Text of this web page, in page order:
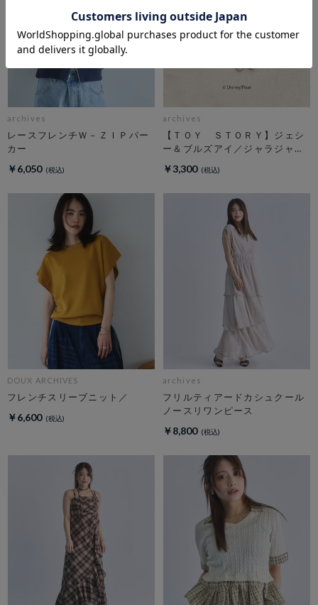
archives
レースフレンチＷ－ＺＩＰパー
カー
￥6,050
archives
【ＴＯＹ ＳＴＯＲＹ】ジェシ
ー＆ブルズアイ／ジャラジャラ
￥3,300
DOUX ARCHIVES
フレンチスリーブニット／
￥6,600
archives
フリルティアードカシュクール
ノースリワンピース
￥8,800